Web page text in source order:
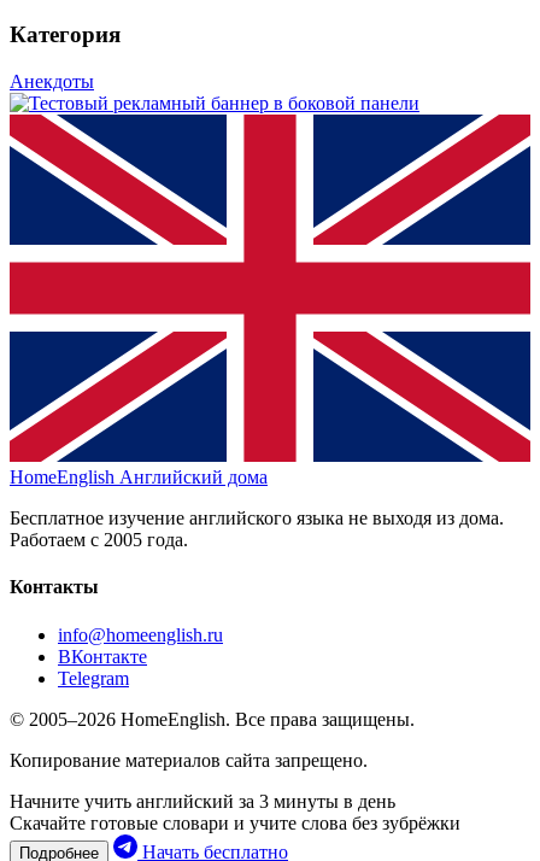
Категория
Анекдоты
HomeEnglish Английский дома
Бесплатное изучение английского языка не выходя из дома.
Работаем с 2005 года.
Контакты
info@homeenglish.ru
ВКонтакте
Telegram
© 2005–2026 HomeEnglish. Все права защищены.
Копирование материалов сайта запрещено.
Начните учить английский за 3 минуты в день
Скачайте готовые словари и учите слова без зубрёжки
Подробнее Начать бесплатно